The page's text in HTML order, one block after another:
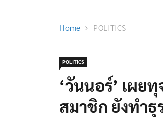
Home POLITICS
POLITICS
‘วันนอร์’ เผ
สมาชิก ยังทำธุ